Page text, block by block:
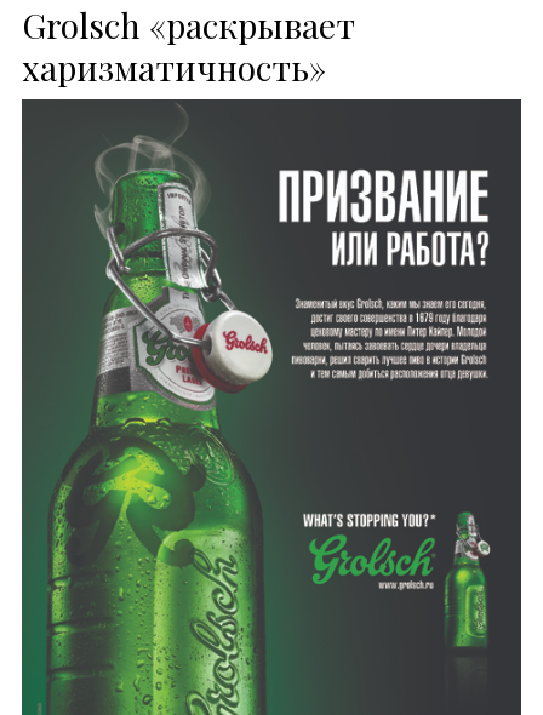
Grolsch «раскрывает
харизматичность»